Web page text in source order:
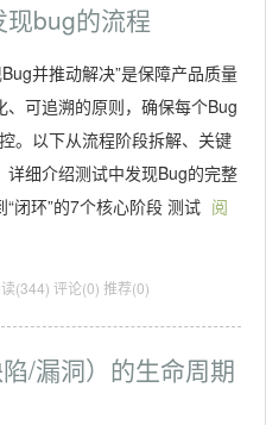
现bug的流程
并推动解决”是保障产品质量
可追溯的原则，确保每个Bug
。以下从流程阶段拆解、关键
细介绍测试中发现Bug的完整
闭环”的7个核心阶段 测试 阅
(344) 评论(0) 推荐(0)
/漏洞）的生命周期